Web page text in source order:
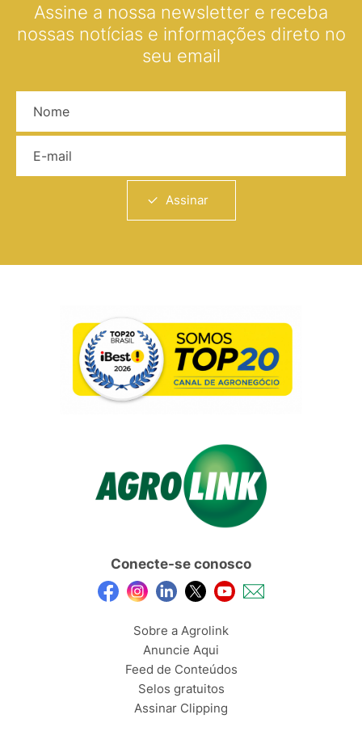
Assine a nossa newsletter e receba
nossas notícias e informações direto no
seu email
Assinar
Conecte-se conosco
Sobre a Agrolink
Anuncie Aqui
Feed de Conteúdos
Selos gratuitos
Assinar Clipping